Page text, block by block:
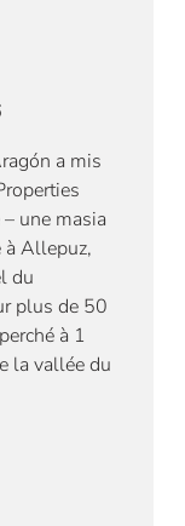
a mis
une masia
à Allepuz,
du
plus de 50
à 1
la vallée du